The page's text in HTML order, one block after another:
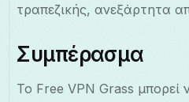
τραπεζικής, ανεξάρτητα
Συμπέρασμα
Το Free VPN Grass μπορεί